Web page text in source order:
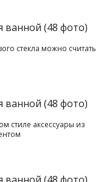
стекла можно считать
стиле аксессуары из